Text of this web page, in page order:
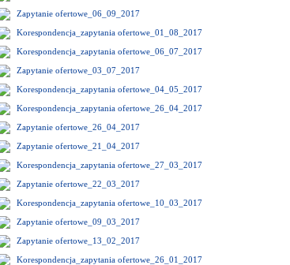
Zapytanie ofertowe_06_09_2017
Korespondencja_zapytania ofertowe_01_08_2017
Korespondencja_zapytania ofertowe_06_07_2017
Zapytanie ofertowe_03_07_2017
Korespondencja_zapytania ofertowe_04_05_2017
Korespondencja_zapytania ofertowe_26_04_2017
Zapytanie ofertowe_26_04_2017
Zapytanie ofertowe_21_04_2017
Korespondencja_zapytania ofertowe_27_03_2017
Zapytanie ofertowe_22_03_2017
Korespondencja_zapytania ofertowe_10_03_2017
Zapytanie ofertowe_09_03_2017
Zapytanie ofertowe_13_02_2017
Korespondencja_zapytania ofertowe_26_01_2017